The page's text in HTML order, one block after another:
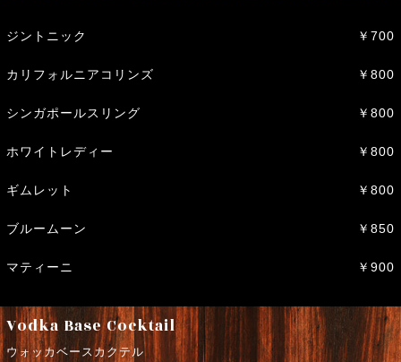
ジントニック ￥700
カリフォルニアコリンズ ￥800
シンガポールスリング ￥800
ホワイトレディー ￥800
ギムレット ￥800
ブルームーン ￥850
マティーニ ￥900
Vodka Base Cocktail
ウォッカベースカクテル